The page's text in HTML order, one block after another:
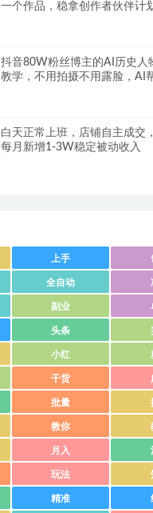
一个作品，稳拿创作者伙伴计
抖音80W粉丝博主的AI历史人
教学，不用拍摄不用露脸，AI
白天正常上班，店铺自主成交
每月新增1-3W稳定被动收入
上手
全自动
副业
头条
小红
干货
批量
教你
月入
玩法
精准